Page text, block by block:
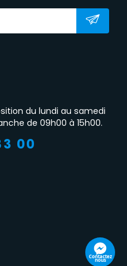
du lundi au samedi
de 09h00 à 15h00.
00
Contactez
nous